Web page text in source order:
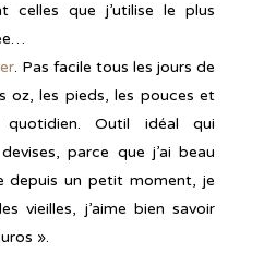
celles que j’utilise le plus
. Pas facile tous les jours de
oz, les pieds, les pouces et
Outil idéal qui
parce que j’ai beau
depuis un petit moment, je
vieilles, j’aime bien savoir
».